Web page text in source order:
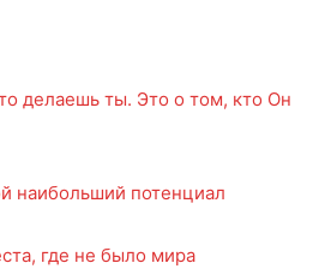
делаешь ты. Это о том, кто Он
наибольший потенциал
где не было мира